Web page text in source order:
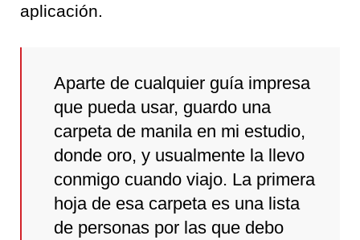
aplicación.
Aparte de cualquier guía impresa
que pueda usar, guardo una
carpeta de manila en mi estudio,
donde oro, y usualmente la llevo
conmigo cuando viajo. La primera
hoja de esa carpeta es una lista
de personas por las que debo